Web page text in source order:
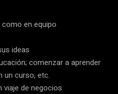
en equipo
ideas
comenzar a aprender
un curso, etc.
viaje de negocios